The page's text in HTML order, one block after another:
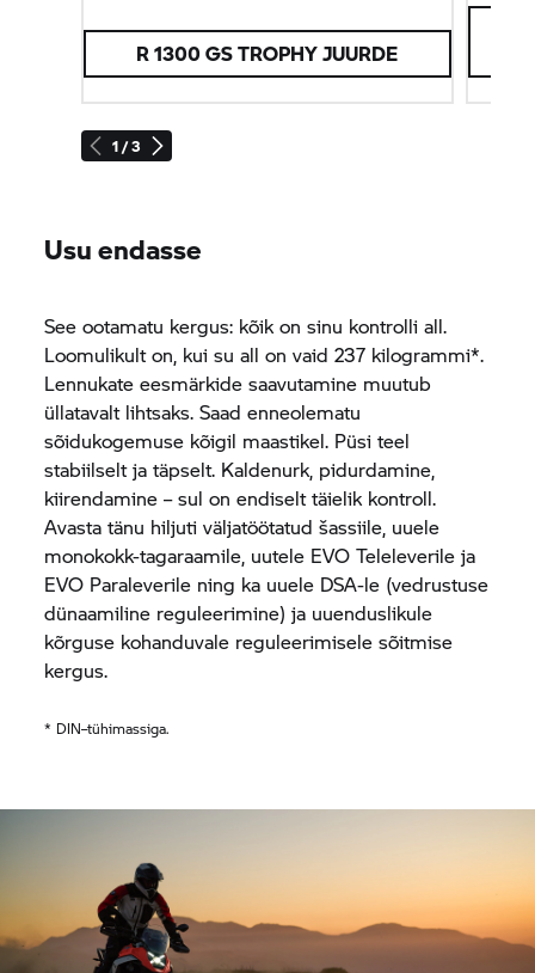
1 / 3
R 1300GS TROPHYJUURDE
Usu endasse
See ootamatu kergus: kõik on sinu kontrolli all.
Loomulikult on, kui su all on vaid 237 kilogrammi*.
Lennukate eesmärkide saavutamine muutub
üllatavalt lihtsaks. Saad enneolematu
sõidukogemuse kõigil maastikel. Püsi teel
stabiilselt ja täpselt. Kaldenurk, pidurdamine,
kiirendamine – sul on endiselt täielik kontroll.
Avasta tänu hiljuti väljatöötatud šassiile, uuele
monokokk-tagaraamile, uutele EVO Teleleverile ja
EVO Paraleverile ning ka uuele DSA-le (vedrustuse
dünaamiline reguleerimine) ja uuenduslikule
kõrguse kohanduvale reguleerimisele sõitmise
kergus.
* DIN–tühimassiga.